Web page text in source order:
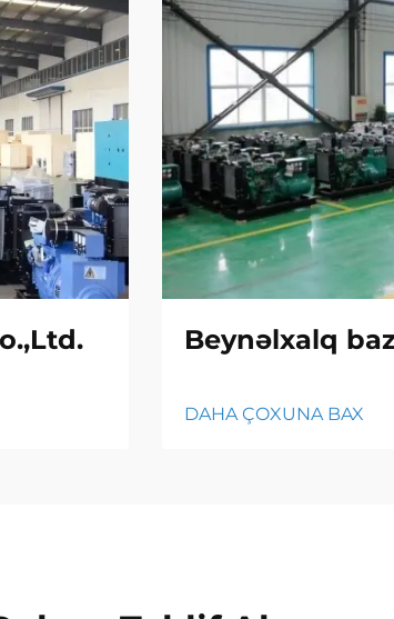
Beynəlxalq
DAHA ÇOXUNA BAX